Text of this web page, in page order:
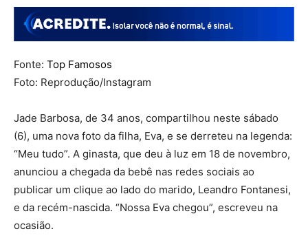
Fonte: Top Famosos
Foto: Reprodução/Instagram
Jade Barbosa, de 34 anos, compartilhou neste sábado
(6), uma nova foto da filha, Eva, e se derreteu na legenda:
“Meu tudo”. A ginasta, que deu à luz em 18 de novembro,
anunciou a chegada da bebê nas redes sociais ao
publicar um clique ao lado do marido, Leandro Fontanesi,
e da recém-nascida. “Nossa Eva chegou”, escreveu na
ocasião.